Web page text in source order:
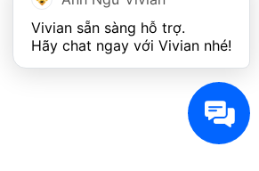
Vivian sẵn sàng hỗ trợ.
Hãy chat ngay với Vivian nhé!